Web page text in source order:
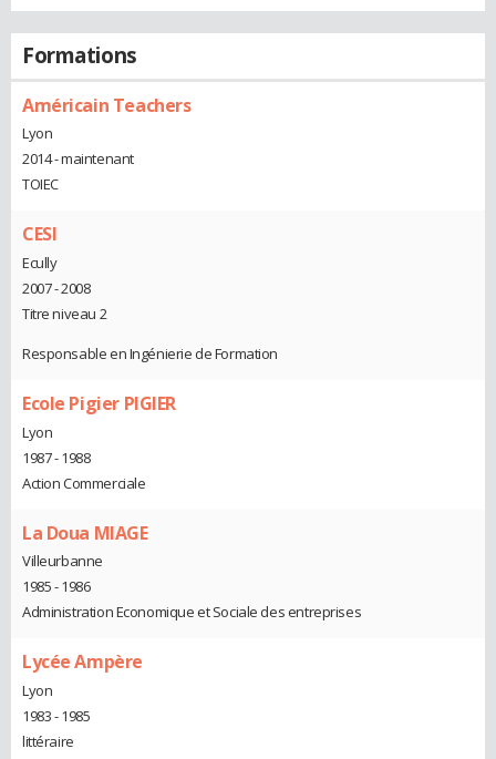
Formations
Américain Teachers
Lyon
2014 - maintenant
TOIEC
CESI
Ecully
2007 - 2008
Titre niveau 2
Responsable en Ingénierie de Formation
Ecole Pigier PIGIER
Lyon
1987 - 1988
Action Commerciale
La Doua MIAGE
Villeurbanne
1985 - 1986
Administration Economique et Sociale des entreprises
Lycée Ampère
Lyon
1983 - 1985
littéraire